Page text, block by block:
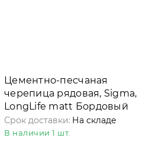
Цементно-песчаная
черепица рядовая, Sigma,
LongLife matt Бордовый
(Bordeauxrot), Nelskamp
Срок доставки: На складе
В наличии 1 шт.